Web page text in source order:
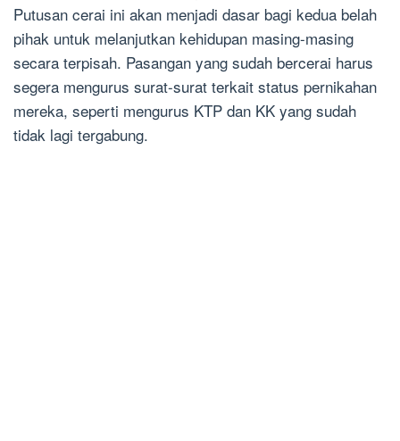
Putusan cerai ini akan menjadi dasar bagi kedua belah
pihak untuk melanjutkan kehidupan masing-masing
secara terpisah. Pasangan yang sudah bercerai harus
segera mengurus surat-surat terkait status pernikahan
mereka, seperti mengurus KTP dan KK yang sudah
tidak lagi tergabung.